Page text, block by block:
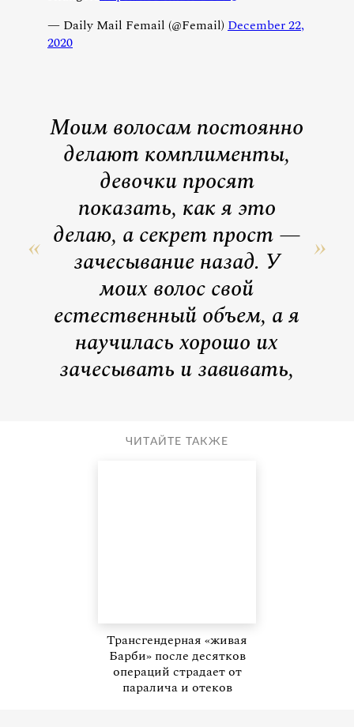
— Daily Mail Femail (@Femail) December 22,
2020
Моим волосам постоянно
делают комплименты,
девочки просят
показать, как я это
делаю, а секрет прост —
зачесывание назад. У
моих волос свой
естественный объем, а я
научилась хорошо их
зачесывать и завивать,
ЧИТАЙТЕ ТАКЖЕ
Трансгендерная «живая
Барби» после десятков
операций страдает от
паралича и отеков